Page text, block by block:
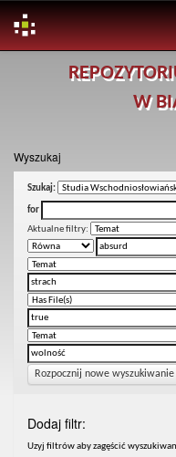
W
Wyszukaj
Szukaj:
for
Aktualne filtry:
Rozpocznij nowe wyszukiwanie
Dodaj filtr:
Uzyj filtrów aby zagęścić